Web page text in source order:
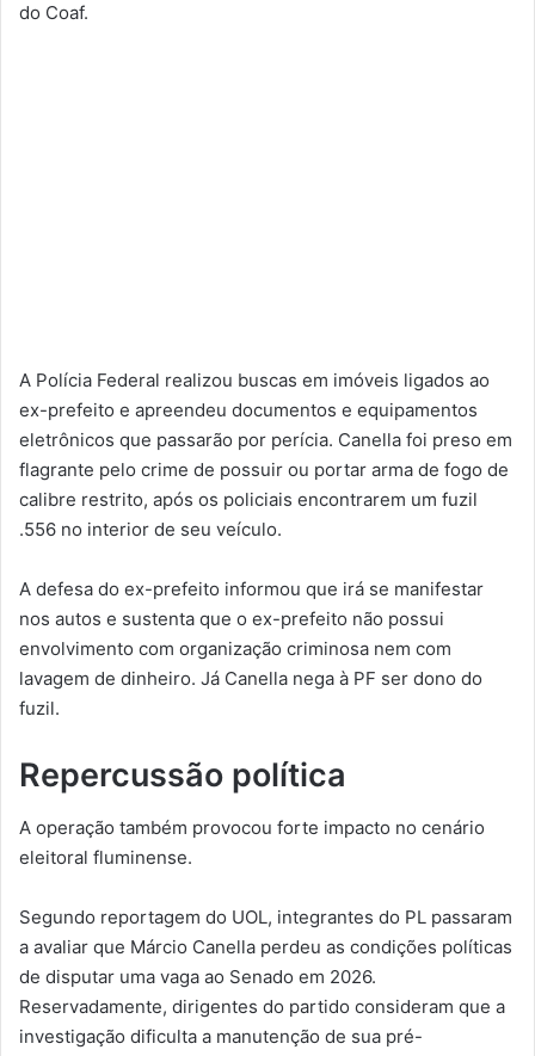
do Coaf.
A Polícia Federal realizou buscas em imóveis ligados ao
ex-prefeito e apreendeu documentos e equipamentos
eletrônicos que passarão por perícia. Canella foi preso em
flagrante pelo crime de possuir ou portar arma de fogo de
calibre restrito, após os policiais encontrarem um fuzil
.556 no interior de seu veículo.
A defesa do ex-prefeito informou que irá se manifestar
nos autos e sustenta que o ex-prefeito não possui
envolvimento com organização criminosa nem com
lavagem de dinheiro. Já Canella nega à PF ser dono do
fuzil.
Repercussão política
A operação também provocou forte impacto no cenário
eleitoral fluminense.
Segundo reportagem do UOL, integrantes do PL passaram
a avaliar que Márcio Canella perdeu as condições políticas
de disputar uma vaga ao Senado em 2026.
Reservadamente, dirigentes do partido consideram que a
investigação dificulta a manutenção de sua pré-